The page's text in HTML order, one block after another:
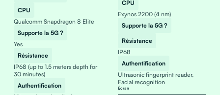
CPU
Qualcomm Snapdragon 8 Elite
Supporte la 5G ?
Yes
Résistance
IP68 (up to 1.5 meters depth for
30 minutes)
Authentification
CPU
Exynos 2200 (4 nm)
Supporte la 5G ?
Résistance
IP68
Authentification
Ultrasonic fingerprint reader,
Facial recognition
Écran